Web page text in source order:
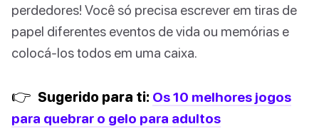
perdedores! Você só precisa escrever em tiras de
papel diferentes eventos de vida ou memórias e
colocá-los todos em uma caixa.
👉 Sugerido para ti: Os 10 melhores jogos
para quebrar o gelo para adultos